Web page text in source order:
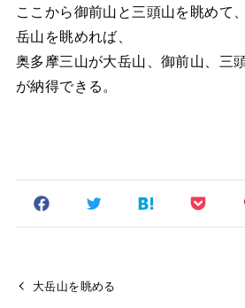
ここから御前山と三頭山を眺めて
岳山を眺めれば、
奥多摩三山が大岳山、御前山、三
が納得できる。
大岳山を眺める